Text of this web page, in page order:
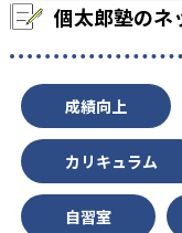
高校／大学は、
個太郎塾のネ
成績向上
カリキュラム
自習室